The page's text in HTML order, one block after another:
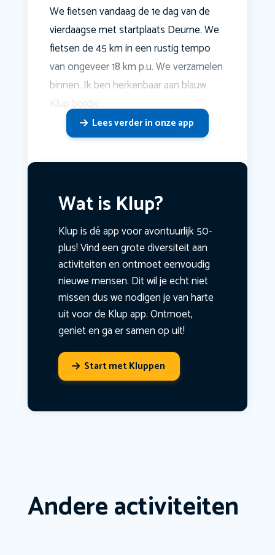
We fietsen vandaag de 1e dag van de
vierdaagse met startplaats Deurne. We
fietsen de 45 km in een rustig tempo
van ongeveer 18 km p.u. We verzamelen
binnen. Ik ben herkenbaar aan blauw
Klup bordje
Lees verder in onze app
Wat is Klup?
Klup is dé app voor avontuurlijk 50-
plus! Vind een grote diversiteit aan
activiteiten en ontmoet eenvoudig
nieuwe mensen. Dit wil je echt niet
missen dus we nodigen je van harte
uit voor de Klup app. Ontmoet,
geniet en ga er samen op uit!
Start met Kluppen
Andere activiteiten